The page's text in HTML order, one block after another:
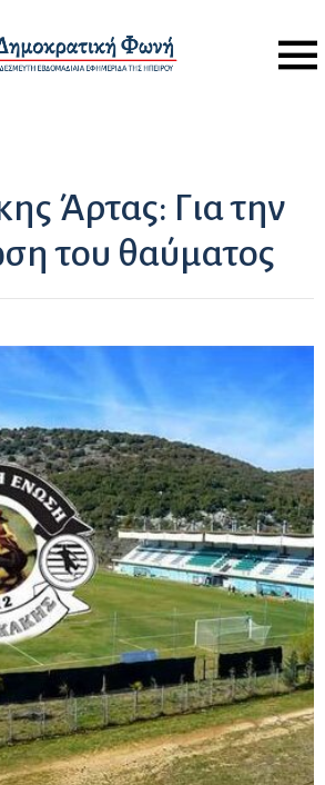
Menu
Άρτας: Για την
του θαύματος